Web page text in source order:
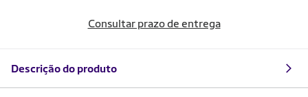
Consultar prazo de entrega
Descrição do produto